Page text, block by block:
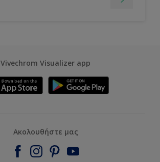
Vivechrom Visualizer app
Ακολουθήστε μας